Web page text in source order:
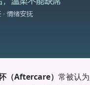
（Aftercare） 常被认